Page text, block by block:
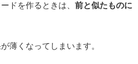
ドを作るときは、 前と似たものに
薄くなってしまいます。